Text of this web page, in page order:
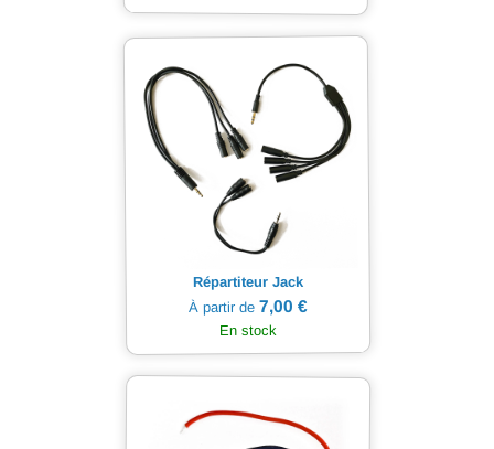
Répartiteur Jack
À partir de 7,00 €
En stock